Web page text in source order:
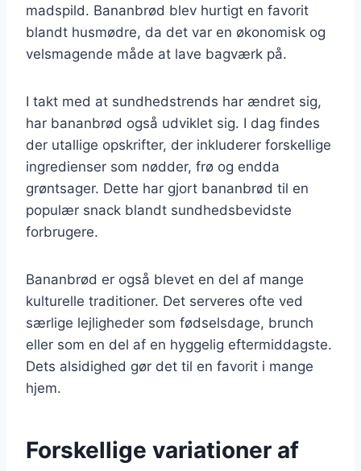
madspild. Bananbrød blev hurtigt en favorit
blandt husmødre, da det var en økonomisk og
velsmagende måde at lave bagværk på.
I takt med at sundhedstrends har ændret sig,
har bananbrød også udviklet sig. I dag findes
der utallige opskrifter, der inkluderer forskellige
ingredienser som nødder, frø og endda
grøntsager. Dette har gjort bananbrød til en
populær snack blandt sundhedsbevidste
forbrugere.
Bananbrød er også blevet en del af mange
kulturelle traditioner. Det serveres ofte ved
særlige lejligheder som fødselsdage, brunch
eller som en del af en hyggelig eftermiddagste.
Dets alsidighed gør det til en favorit i mange
hjem.
Forskellige variationer af